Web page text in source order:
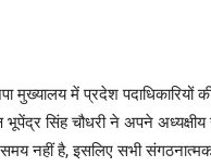
मुख्यालय में प्रदेश पदाधिकारियों
भूपेंद्र सिंह चौधरी ने अपने
नहीं है, इसलिए सभी संगठनात्मक